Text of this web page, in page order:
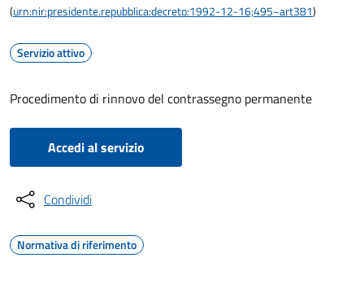
(urn:nir:presidente.repubblica:decreto:1992-12-16;495~art381)
Servizio attivo
Procedimento di rinnovo del contrassegno permanente
Accedi al servizio
Condividi
Normativa di riferimento